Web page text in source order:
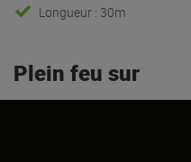
Longueur : 30m
Plein feu sur